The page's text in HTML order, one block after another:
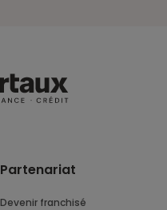
Partenariat
Devenir franchisé